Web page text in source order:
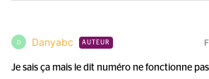
D Danyabc AUTEUR
Je sais ça mais le dit numéro ne fonctionne pas